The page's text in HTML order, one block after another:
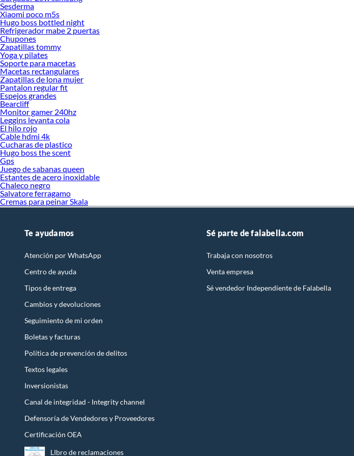
Sesderma
Xiaomi poco m5s
Hugo boss bottled night
Refrigerador mabe 2 puertas
Chupones
Zapatillas tommy
Yoga y pilates
Soporte para macetas
Macetas rectangulares
Zapatillas de lona mujer
Pantalon regular fit
Espejos grandes
Bearcliff
Monitor gamer 240hz
Leggins levanta cola
El hilo rojo
Cable hdmi 4k
Cucharas de plastico
Hugo boss the scent
Gps
Juego de sabanas queen
Estantes de acero inoxidable
Chaleco negro
Salvatore ferragamo
Cremas para peinar Skala
Te ayudamos
Atención por WhatsApp
Centro de ayuda
Tipos de entrega
Cambios y devoluciones
Seguimiento de mi orden
Boletas y facturas
Política de prevención de delitos
Textos legales
Inversionistas
Canal de integridad - Integrity channel
Defensoría de Vendedores y Proveedores
Certificación OEA
LIbro de reclamaciones
Sé parte de falabella.com
Trabaja con nosotros
Venta empresa
Sé vendedor Independiente de Falabella